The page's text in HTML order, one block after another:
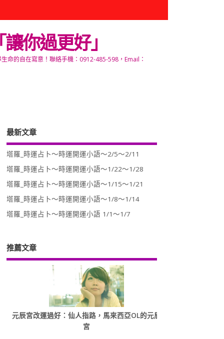
你過更好」
命的自在寫意！聯絡手機：0912-485-598，Email：
最新文章
塔羅_時運占卜～時運開運小語～2/5～2/11
塔羅_時運占卜～時運開運小語～1/22～1/28
塔羅_時運占卜～時運開運小語～1/15～1/21
塔羅_時運占卜～時運開運小語～1/8～1/14
塔羅_時運占卜～時運開運小語 1/1～1/7
推薦文章
元辰宮改運過好：仙人指路，馬來西亞OL的元辰
宮